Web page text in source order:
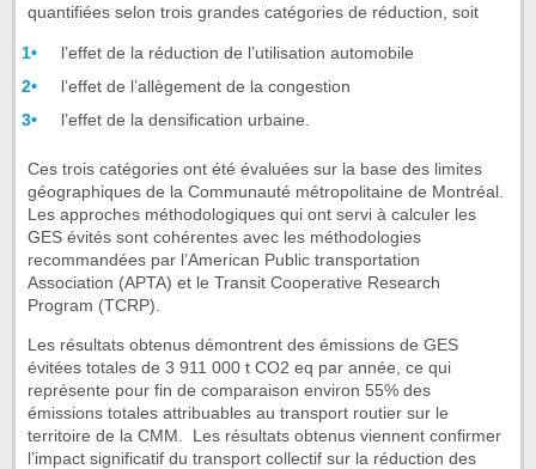
quantifiées selon trois grandes catégories de réduction, soit
l’effet de la réduction de l’utilisation automobile
l’effet de l’allègement de la congestion
l’effet de la densification urbaine.
Ces trois catégories ont été évaluées sur la base des limites
géographiques de la Communauté métropolitaine de Montréal.
Les approches méthodologiques qui ont servi à calculer les
GES évités sont cohérentes avec les méthodologies
recommandées par l’American Public transportation
Association (APTA) et le Transit Cooperative Research
Program (TCRP).
Les résultats obtenus démontrent des émissions de GES
évitées totales de 3 911 000 t CO2 eq par année, ce qui
représente pour fin de comparaison environ 55% des
émissions totales attribuables au transport routier sur le
territoire de la CMM. Les résultats obtenus viennent confirmer
l’impact significatif du transport collectif sur la réduction des